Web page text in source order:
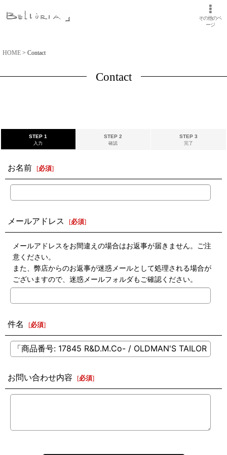
その他のペ
ージ
HOME > Contact
Contact
STEP 1
入力
STEP 2
確認
STEP 3
完了
お名前 [必須]
メールアドレス [必須]
メールアドレスをお間違えの場合はお返事が届きません。ご注
意ください。
また、弊店からのお返事が迷惑メールとして処理される場合が
ございますので、迷惑メールフォルダもご確認ください。
件名 [必須]
お問い合わせ内容 [必須]